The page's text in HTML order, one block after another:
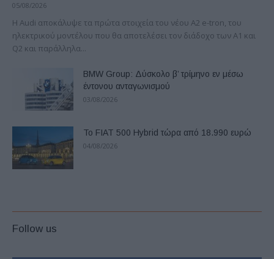
05/08/2026
Η Audi αποκάλυψε τα πρώτα στοιχεία του νέου A2 e-tron, του
ηλεκτρικού μοντέλου που θα αποτελέσει τον διάδοχο των A1 και
Q2 και παράλληλα...
BMW Group: Δύσκολο β’ τρίμηνο εν μέσω
έντονου ανταγωνισμού
03/08/2026
Το FIAT 500 Hybrid τώρα από 18.990 ευρώ
04/08/2026
Follow us